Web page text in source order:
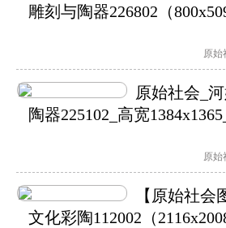
雕刻与陶器226802（
原始
原始社会_
陶器225102_高宽
原始
【原始社会
文化彩陶112002（